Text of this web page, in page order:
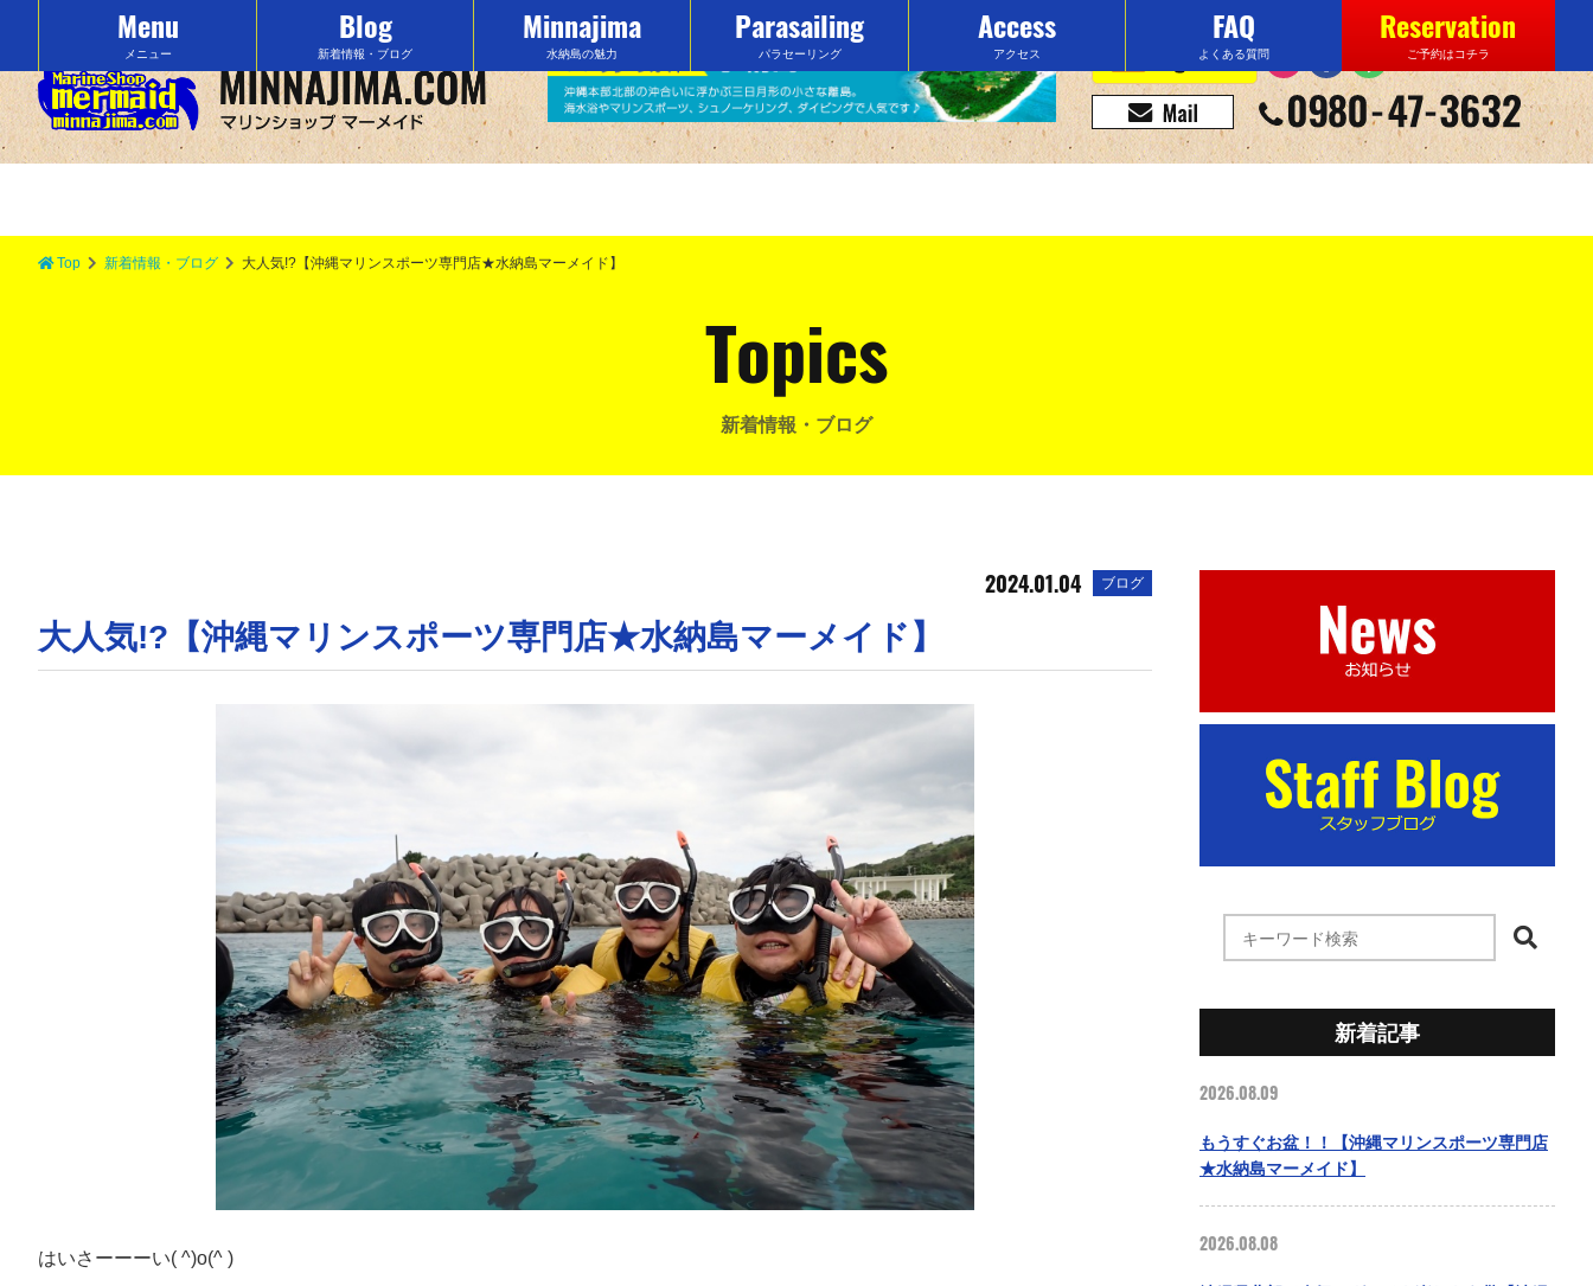
沖縄の水納島でマリンスポーツをするなら「マーメイド」で決まり！
Menu
メニュー
Blog
新着情報・ブログ
Minnajima
水納島の魅力
Parasailing
パラセーリング
Access
アクセス
FAQ
よくある質問
Reservation
ご予約はコチラ
Top 新着情報・ブログ 大人気!?【沖縄マリンスポーツ専門店★水納島マーメイド】
Topics
新着情報・ブログ
2024.01.04 ブログ
大人気!?【沖縄マリンスポーツ専門店★水納島マーメイド】
はいさーーーい( ^)o(^ )
新着記事
2026.08.09
もうすぐお盆！！【沖縄マリンスポーツ専門店
★水納島マーメイド】
2026.08.08